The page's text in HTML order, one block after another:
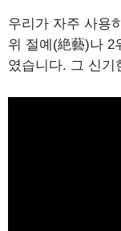
우리가 자주 사용
위 절예(絶藝)나 2
였습니다. 그 신기